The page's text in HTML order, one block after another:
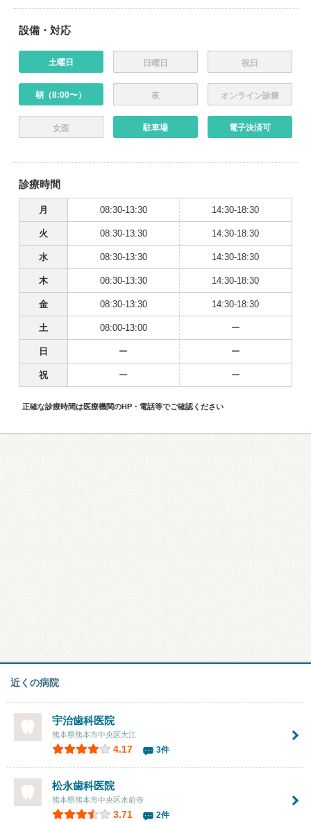
設備・対応
土曜日 日曜日 祝日
朝（8:00〜） 夜 オンライン診療
女医 駐車場 電子決済可
診療時間
月 08:30-13:30 14:30-18:30
火 08:30-13:30 14:30-18:30
水 08:30-13:30 14:30-18:30
木 08:30-13:30 14:30-18:30
金 08:30-13:30 14:30-18:30
土 08:00-13:00 ー
日 ー ー
祝 ー ー
正確な診療時間は医療機関のHP・電話等でご確認ください
近くの病院
宇治歯科医院
熊本県熊本市中央区大江
4.17 3件
松永歯科医院
熊本県熊本市中央区水前寺
3.71 2件